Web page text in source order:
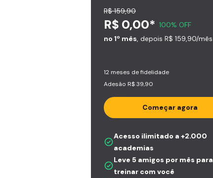
R$ 159,90
R$ 0,00* 100% OFF
no 1º mês , depois R$ 159,90/mês
12 meses de fidelidade
Adesão R$ 39,90
Começar agora
Acesso ilimitado a +2.000
academias
Leve 5 amigos por mês para
treinar com você